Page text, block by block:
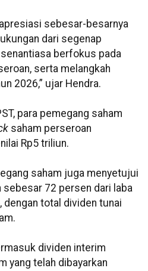
sebesar-besarnya
dari segenap
berfokus pada
serta melangkah
2026,” ujar Hendra.
para pemegang saham
saham perseroan
Rp5 triliun.
saham juga menyetujui
72 persen dari laba
dengan total dividen tunai
dividen interim
yang telah dibayarkan